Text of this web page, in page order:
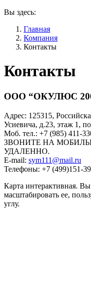
Вы здесь:
Главная
Компания
Контакты
Контакты
ООО “ОКУЛЮС
Адрес: 125315,
Усиевича, д.23, этаж 1,
Моб. тел.: +7 (985) 411-
ЗВОНИТЕ НА
УДАЛЕННО.
E-mail: sym111@mail.ru
Телефоны: +7 (499)151-
Карта интерактивная.
масштабировать ее,
углу.